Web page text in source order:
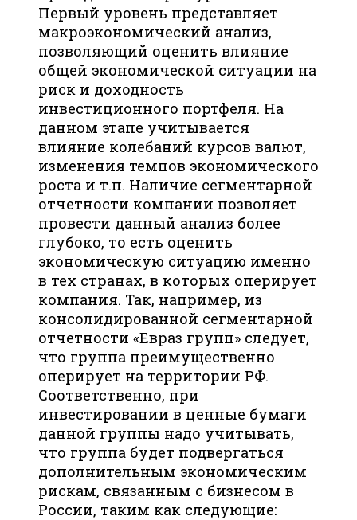
Первый уровень представляет
макроэкономический анализ,
позволяющий оценить влияние
общей экономической ситуации на
риск и доходность
инвестиционного портфеля. На
данном этапе учитывается
влияние колебаний курсов валют,
изменения темпов экономического
роста и т.п. Наличие сегментарной
отчетности компании позволяет
провести данный анализ более
глубоко, то есть оценить
экономическую ситуацию именно
в тех странах, в которых оперирует
компания. Так, например, из
консолидированной сегментарной
отчетности «Евраз групп» следует,
что группа преимущественно
оперирует на территории РФ.
Соответственно, при
инвестировании в ценные бумаги
данной группы надо учитывать,
что группа будет подвергаться
дополнительным экономическим
рискам, связанным с бизнесом в
России, таким как следующие: